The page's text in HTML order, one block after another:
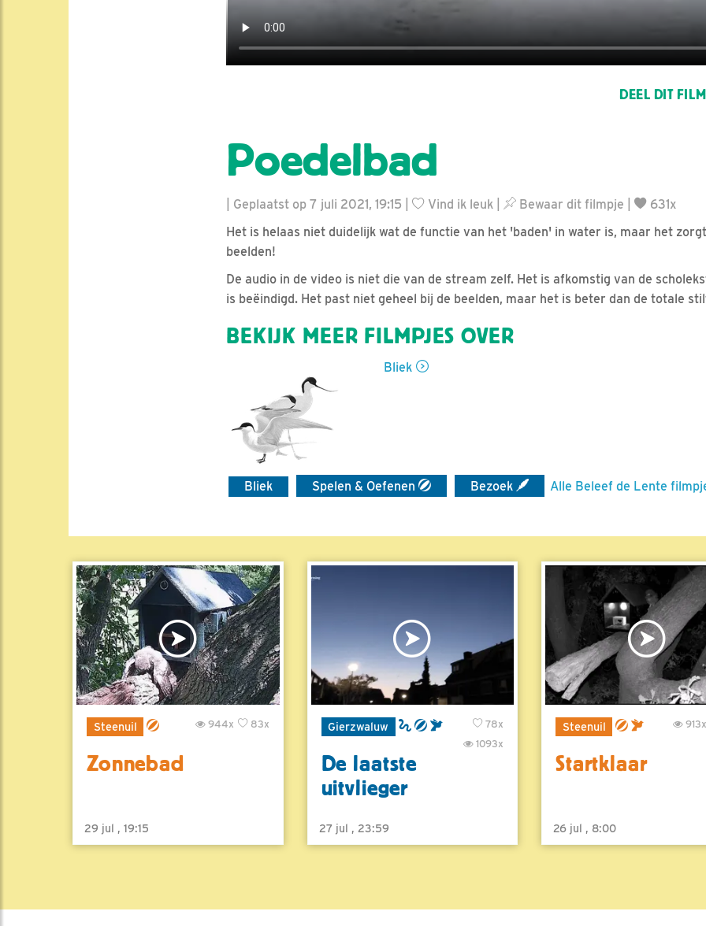
DEEL DIT
Poedelbad
| Geplaatst op 7 juli 2021, 19:15 | Vind ik leuk Bewaar dit filmpje
631x
Het is helaas niet duidelijk wat de functie van het 'baden' in water is, maar het
beelden!
De audio in de video is niet die van de stream zelf. Het is afkomstig van de
is beëindigd. Het past niet geheel bij de beelden, maar het is beter dan de totale
BEKIJK MEER FILMPJES OVER
Bliek
Bliek Spelen & Oefenen Bezoek Alle Beleef de Lente
Steenuil 83x
944x
Zonnebad
29 jul , 19:15
Gierzwaluw
78x
1093x
De laatste
uitvlieger
27 jul , 23:59
Steenuil 913x
Startklaar
26 jul , 8:00